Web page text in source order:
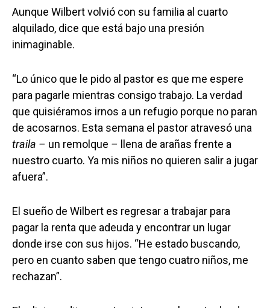
Aunque Wilbert volvió con su familia al cuarto
alquilado, dice que está bajo una presión
inimaginable.
“Lo único que le pido al pastor es que me espere
para pagarle mientras consigo trabajo. La verdad
que quisiéramos irnos a un refugio porque no paran
de acosarnos. Esta semana el pastor atravesó una
traila – un remolque – llena de arañas frente a
nuestro cuarto. Ya mis niños no quieren salir a jugar
afuera”.
El sueño de Wilbert es regresar a trabajar para
pagar la renta que adeuda y encontrar un lugar
donde irse con sus hijos. “He estado buscando,
pero en cuanto saben que tengo cuatro niños, me
rechazan”.